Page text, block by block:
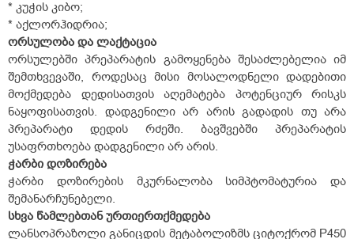
* კუჭის კიბო;
* აქლორჰიდრია;
ორსულობა და ლაქტაცია
ორსულებში პრეპარატის გამოყენება შესაძლებელია იმ
შემთხვევაში, როდესაც მისი მოსალოდნელი დადებითი
მოქმედება დედისათვის აღემატება პოტენციურ რისკს
ნაყოფისათვის. დადგენილი არ არის გადადის თუ არა
პრეპარატი დედის რძეში. ბავშვებში პრეპარატის
უსაფრთხოება დადგენილი არ არის.
ჭარბი დოზირება
ჭარბი დოზირების მკურნალობა სიმპტომატურია და
შემანარჩუნებელი.
სხვა წამლებთანურთიერთქმედება
ლანსოპრაზოლი განიცდის მეტაბოლიზმს ციტოქრომ P450